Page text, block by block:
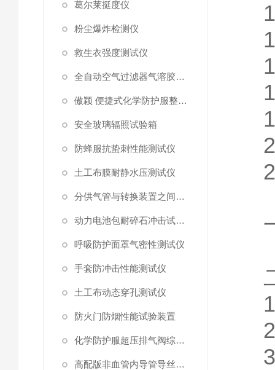
葛尔莱挺度仪
粉尘爆炸检测仪
救生衣强度测试仪
全自动空气过滤器气溶胶细菌截留测试仪
傲颖 便捷式化学防护服整体气密性测试仪
安全玻璃辐照试验箱
防蜂服抗蛰刺性能测试仪
土工布膜耐静水压测试仪
分供气管与转换装置之间连接强度试验机
动力电池包耐碎石冲击试验机
呼吸防护面罩气密性测试仪
手套防冲击性能测试仪
土工布动态穿孔测试仪
防火门防烟性能试验装置
化学防护服超压排气阀综合性测试仪
高配版非血管内导管导丝滑动性能测试仪